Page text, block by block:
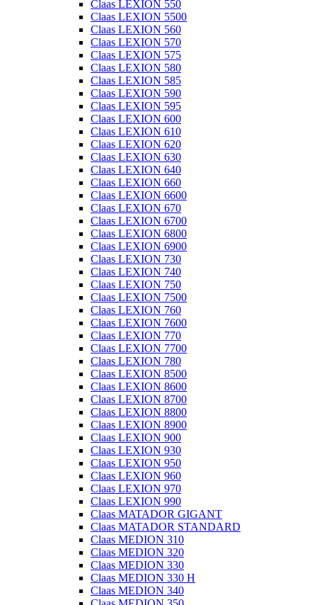
Claas LEXION 550
Claas LEXION 5500
Claas LEXION 560
Claas LEXION 570
Claas LEXION 575
Claas LEXION 580
Claas LEXION 585
Claas LEXION 590
Claas LEXION 595
Claas LEXION 600
Claas LEXION 610
Claas LEXION 620
Claas LEXION 630
Claas LEXION 640
Claas LEXION 660
Claas LEXION 6600
Claas LEXION 670
Claas LEXION 6700
Claas LEXION 6800
Claas LEXION 6900
Claas LEXION 730
Claas LEXION 740
Claas LEXION 750
Claas LEXION 7500
Claas LEXION 760
Claas LEXION 7600
Claas LEXION 770
Claas LEXION 7700
Claas LEXION 780
Claas LEXION 8500
Claas LEXION 8600
Claas LEXION 8700
Claas LEXION 8800
Claas LEXION 8900
Claas LEXION 900
Claas LEXION 930
Claas LEXION 950
Claas LEXION 960
Claas LEXION 970
Claas LEXION 990
Claas MATADOR GIGANT
Claas MATADOR STANDARD
Claas MEDION 310
Claas MEDION 320
Claas MEDION 330
Claas MEDION 330 H
Claas MEDION 340